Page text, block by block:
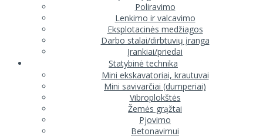
Poliravimo
Lenkimo ir valcavimo
Eksplotacinės medžiagos
Darbo stalai/dirbtuvių įranga
Įrankiai/priedai
Statybinė technika
Mini ekskavatoriai, krautuvai
Mini savivarčiai (dumperiai)
Vibroplokštės
Žemės grąžtai
Pjovimo
Betonavimui